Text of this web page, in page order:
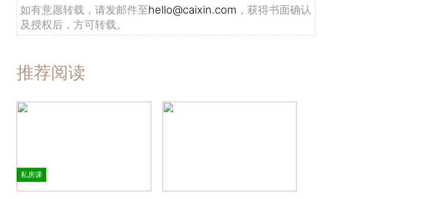
如有意愿转载，请发邮件至hello@caixin.com ，获得书面确认
及授权后，方可转载。
推荐阅读
私房课